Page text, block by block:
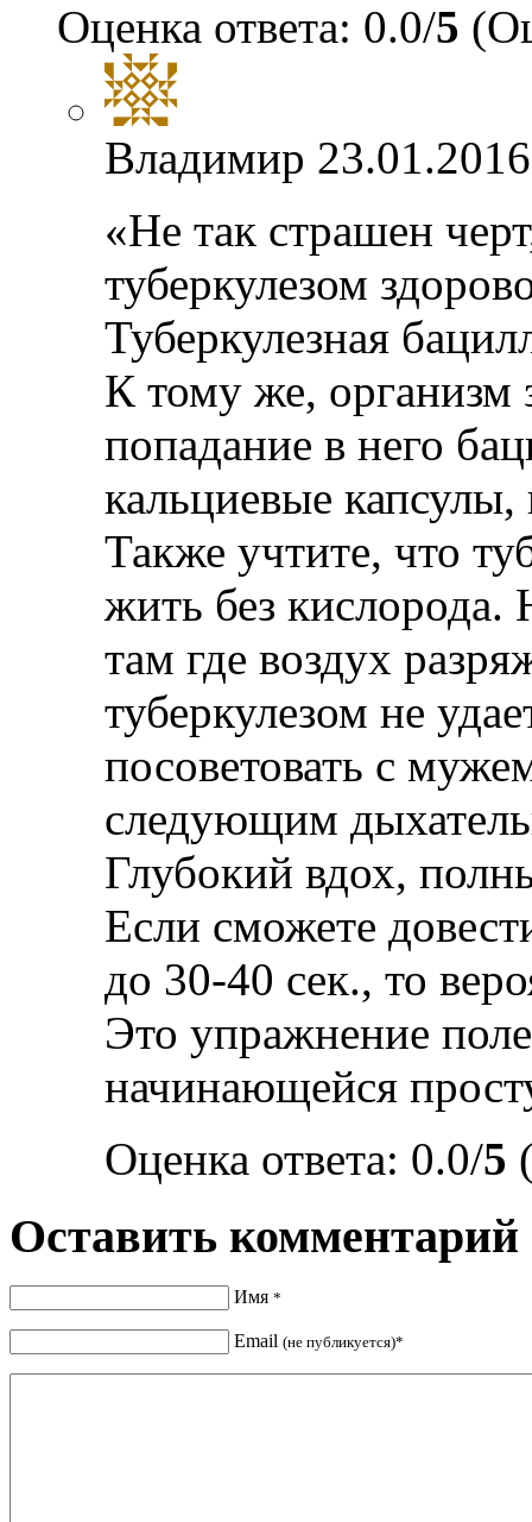
Оценка ответа: 0.0/5
Владимир
«Не так страшен
туберкулезом
Туберкулезная
К тому же, организм
попадание в него
кальциевые
Также учтите, что
жить без
там где воздух
туберкулезом не
посоветовать с
следующим
Глубокий вдох,
Если сможете
до 30-40 сек., то
Это упражнение
начинающейся
Оценка ответа: 0.0/5
Оставить комментарий
Имя *
Email (не публикуется)*